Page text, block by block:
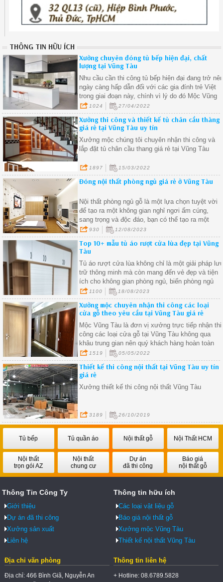
THÔNG TIN HỮU ÍCH
Xưởng chuyên đóng tủ bếp hiện đại, chất
lượng tại Vũng Tàu
Nhu cầu cần thi công tủ bếp hiện đại đang trở
ngày càng hấp dẫn đối với các gia đính trẻ Việt
trong giai đoạn này, chính vì lý do đó Mộc Vũng
Tàu đã nắm bắt được xu hướng nên chúng tôi
sẵn sàng lên thiết kế và thi công nội thất phòng
bếp cho quý khách.
1024 27/04/2022
Xưởng thi công và thiết kế tủ chân cầu thàng
giá rẻ tại Vũng Tàu uy tín
Xưởng mộc chúng tôi chuyên nhận thi công và
lắp đặt tủ chân cầu thang giá rẻ tại Vũng Tàu
1897 15/03/2022
Đóng nội thất phòng ngủ giá rẻ ở Vũng Tàu
Nội thất phòng ngủ gỗ là một lựa chọn tuyệt vời
để tạo ra một không gian nghỉ ngơi ấm cúng,
sang trọng và độc đáo, bạn có thể tạo ra một
không gian phòng ngủ thú vị và phản ánh cá tính
riêng của bạn.
930 12/08/2023
Top 10+ mẫu tủ áo rượt cửa lùa đẹp tại Vũng
Tàu
Tủ áo rượt cửa lùa không chỉ là một giải pháp
trữ thông minh mà còn mang đến vẻ đẹp và tiện
ích cho không gian phòng ngủ, biến phòng ngủ
trở thành không gian đa chức năng và thú vị hơn
bao giờ hết.
1100 18/08/2023
Xưởng mộc chuyên nhận thi công các loại
cửa gỗ theo yêu cầu tại Vũng Tàu giá rẻ
Mộc Vũng Tàu là đơn vị xưởng trực tiếp nhận thi
công các loại cửa gỗ tại Vũng Tàu không qua
khâu trung gian nên quý khách hàng hoàn toàn
yên tâm về chất lượng sản phẩm cũng như giá
cả sẽ tốt nhất trên thị trường tại nơi bạn đang
sinh sống.
1519 05/05/2022
Thiết kế thi công nội thất tại Vũng Tàu uy tín
giá rẻ
Xưởng thiết kế thi công nội thất Vũng Tàu
3189 26/10/2019
Tủ bếp Tủ quần áo Nội thất gỗ Nội Thất HCM
Nội thất
trọn gói AZ
Nội thất
chung cư
Dự án
đã thi công
Báo giá
nội thất gỗ
Thông Tin Công Ty
Giới thiệu
Dự án đã thi công
Xưởng sản xuất
Liên hệ
Thông tin hữu ích
Các loại vật liệu gỗ
Báo giá nội thất gỗ
Xưởng mộc Vũng Tàu
Thiết kế nội thất Vũng Tàu
Địa chỉ văn phòng
Địa chỉ: 466 Bình Giã, Nguyễn An
Thông tin liên hệ
+ Hotline: 08.6789.5828